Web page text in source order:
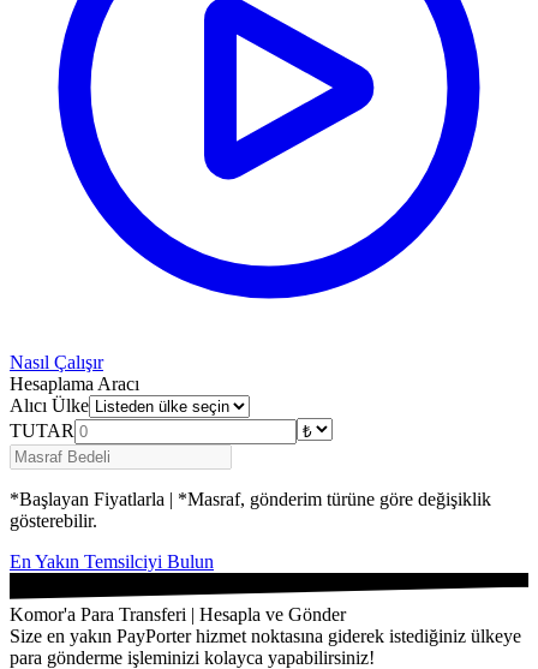
Nasıl Çalışır
Hesaplama Aracı
Alıcı Ülke
TUTAR
*Başlayan Fiyatlarla | *Masraf, gönderim türüne göre değişiklik
gösterebilir.
En Yakın Temsilciyi Bulun
Komor'a Para Transferi | Hesapla ve Gönder
Size en yakın PayPorter hizmet noktasına giderek istediğiniz ülkeye
para gönderme işleminizi kolayca yapabilirsiniz!